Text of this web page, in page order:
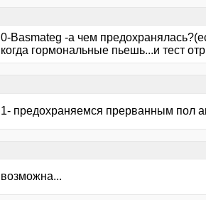
0-Basmateg -а чем
когда гормональные пьешь...и тест
1- предохраняемся прерванным пол
возможна...